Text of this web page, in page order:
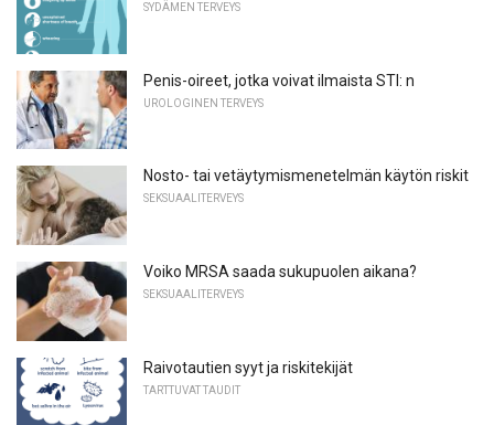
SYDÄMEN TERVEYS
Penis-oireet, jotka voivat ilmaista STI: n
UROLOGINEN TERVEYS
Nosto- tai vetäytymismenetelmän käytön riskit
SEKSUAALITERVEYS
Voiko MRSA saada sukupuolen aikana?
SEKSUAALITERVEYS
Raivotautien syyt ja riskitekijät
TARTTUVAT TAUDIT